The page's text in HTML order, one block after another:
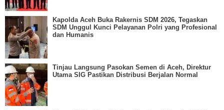
Tinjau Langsung Pasokan Semen di Aceh, Direktur